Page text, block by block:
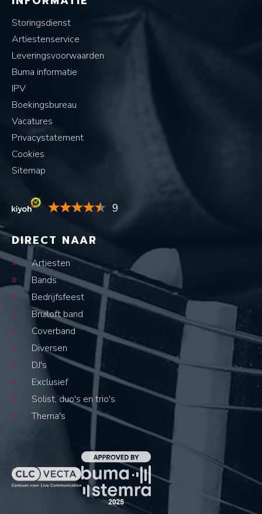
Storingsdienst
Artiestenservice
Leveringsvoorwaarden
Buma informatie
IPV
Boekingsbureau
Vacatures
Privacystatement
Cookies
Sitemap
9
DIRECT NAAR
Artiesten
Bands
Bedrijfsfeest
Bruiloft band
Coverband
Diversen
DJ's
Exclusief
Solist, duo's en trio's
Thema's